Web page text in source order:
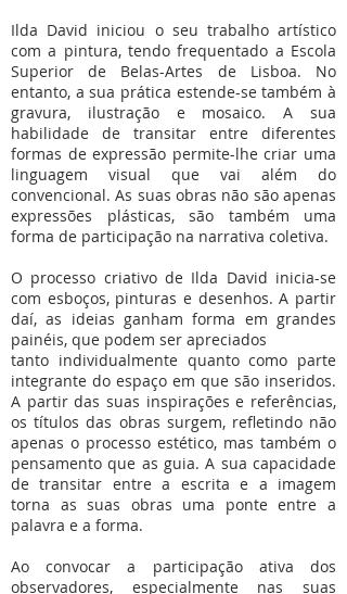
Ilda David iniciou o seu trabalho artístico
com a pintura, tendo frequentado a Escola
Superior de Belas-Artes de Lisboa. No
entanto, a sua prática estende-se também à
gravura, ilustração e mosaico. A sua
habilidade de transitar entre diferentes
formas de expressão permite-lhe criar uma
linguagem visual que vai além do
convencional. As suas obras não são apenas
expressões plásticas, são também uma
forma de participação na narrativa coletiva.
O processo criativo de Ilda David inicia-se
com esboços, pinturas e desenhos. A partir
daí, as ideias ganham forma em grandes
painéis, que podem ser apreciados
tanto individualmente quanto como parte
integrante do espaço em que são inseridos.
A partir das suas inspirações e referências,
os títulos das obras surgem, refletindo não
apenas o processo estético, mas também o
pensamento que as guia. A sua capacidade
de transitar entre a escrita e a imagem
torna as suas obras uma ponte entre a
palavra e a forma.
Ao convocar a participação ativa dos
observadores, especialmente nas suas